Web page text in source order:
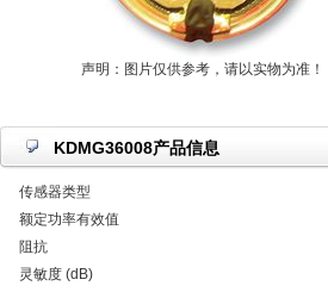
声明：图片仅供参考，请以实物为准！
KDMG36008产品信息
传感器类型
额定功率有效值
阻抗
灵敏度 (dB)